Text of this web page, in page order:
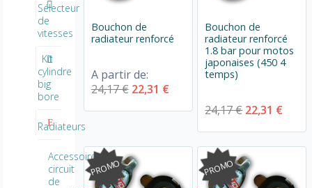
Bouchon de
radiateur renforcé
A partir de:
24,17 € 22,31 €
Bouchon de
radiateur renforcé
1.8 bar pour motos
japonaises (450 4
temps)
24,17 € 22,31 €
PROMO PROMO
Sélecteur
de
vitesses
Kit
cylindre
big
bore
Radiateurs
Accessoires
circuit
de